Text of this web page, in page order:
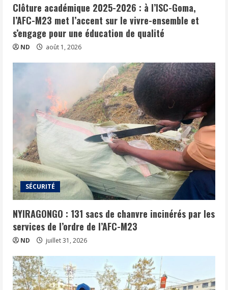
Clôture académique 2025-2026 : à l’ISC-Goma,
l’AFC-M23 met l’accent sur le vivre-ensemble et
s’engage pour une éducation de qualité
ND août 1, 2026
SÉCURITÉ
NYIRAGONGO : 131 sacs de chanvre incinérés par les
services de l’ordre de l’AFC-M23
ND juillet 31, 2026